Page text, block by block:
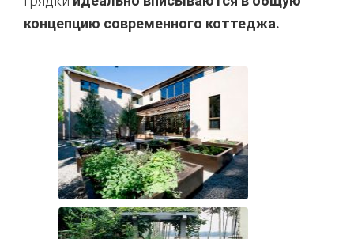
концепцию современного коттеджа.